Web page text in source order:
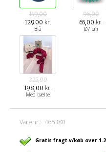
149,00
129.00 kr.
Blå
95,00
65,00 kr.
Ø7 cm
325,00
198,00 kr.
Med bælte
Varenr.:465380
Gratis fragt v/køb over